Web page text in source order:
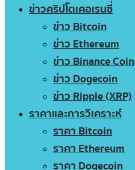
ข่าวคริปโตเคอเรนซี่
ข่าว Bitcoin
ข่าว Ethereum
ข่าว Binance Coin
ข่าว Dogecoin
ข่าว Ripple (XRP)
ราคาและการวิเคราะห์
ราคา Bitcoin
ราคา Ethereum
ราคา Dogecoin